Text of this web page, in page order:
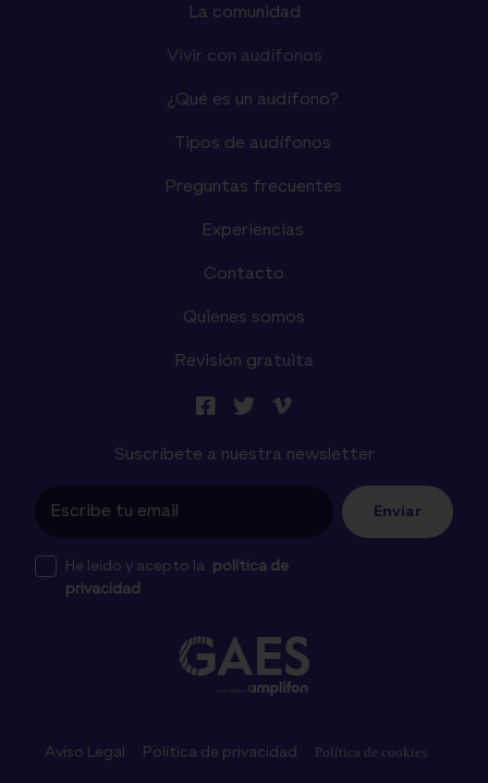
La comunidad
Vivir con audífonos
¿Qué es un audífono?
Tipos de audífonos
Preguntas frecuentes
Experiencias
Contacto
Quienes somos
Revisión gratuita
Suscríbete a nuestra newsletter
He leído y acepto la
política de
privacidad
Enviar
Aviso Legal Política de privacidad Política de cookies